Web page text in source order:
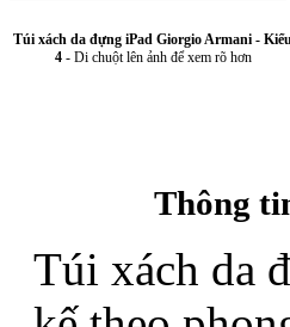
Túi xách da đựng iPad Giorgio Armani -
4- Di chuột lên ảnh để xem rõ hơn
Thông
Túi xách da